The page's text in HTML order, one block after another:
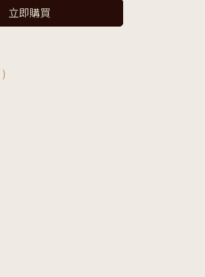
立即購買
)